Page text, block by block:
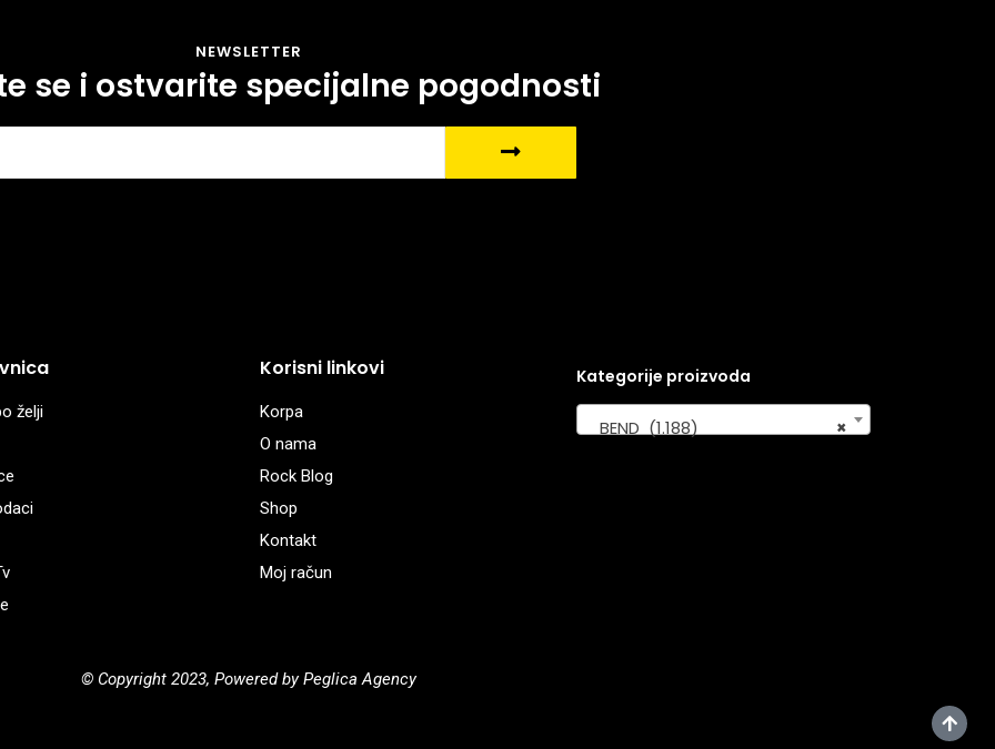
NEWSLETTER
se i ostvarite specijalne pogodnosti
želji
Korisni linkovi
Korpa
O nama
Rock Blog
Shop
Kontakt
Moj račun
Kategorije proizvoda
×
BEND (1.188)
© Copyright 2023, Powered by Peglica Agency